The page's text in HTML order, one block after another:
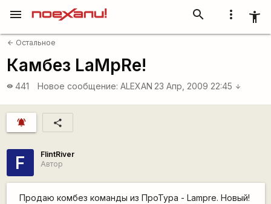
more_vert accessibility_new
search
menu
arrow_back Остальное
Камбез LaMpRe!
visibility 441 Новое сообщение: ALEXAN 23 Апр, 2009 22:45 arrow_downward
notifications_active share
F
FlintRiver
Автор
Продаю комбез команды из ПроТура - Lampre. Новый!